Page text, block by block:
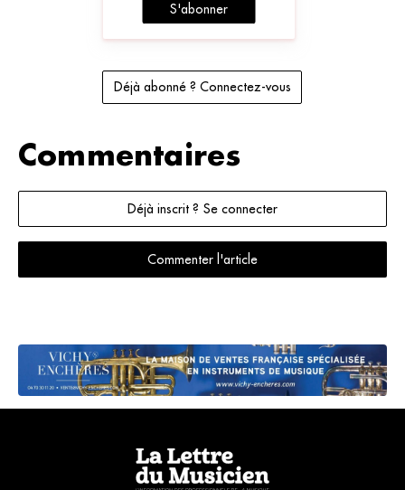
S'abonner
Déjà abonné ? Connectez-vous
Commentaires
Déjà inscrit ? Se connecter
Commenter l'article